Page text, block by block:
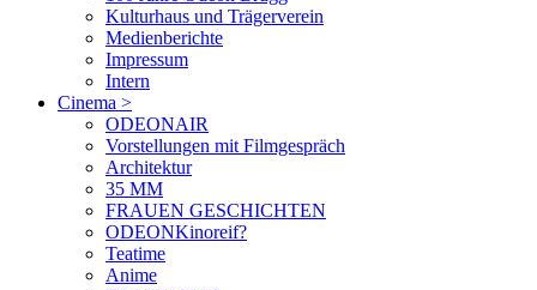
Kulturhaus und Trägerverein
Medienberichte
Impressum
Intern
Cinema >
ODEONAIR
Vorstellungen mit Filmgespräch
Architektur
35 MM
FRAUEN GESCHICHTEN
ODEONKinoreif?
Teatime
Anime